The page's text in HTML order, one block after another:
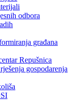
odbora
građana
Repušnica
gospodarenja